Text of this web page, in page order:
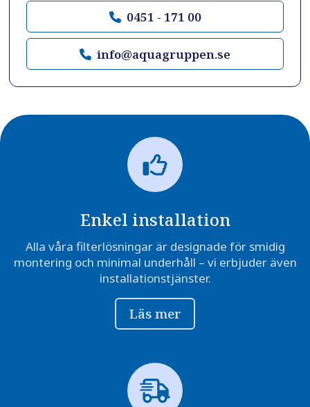
0451 - 171 00
info@aquagruppen.se
Enkel installation
Alla våra filterlösningar är designade för smidig
montering och minimal underhåll – vi erbjuder även
installationstjänster.
Läs mer